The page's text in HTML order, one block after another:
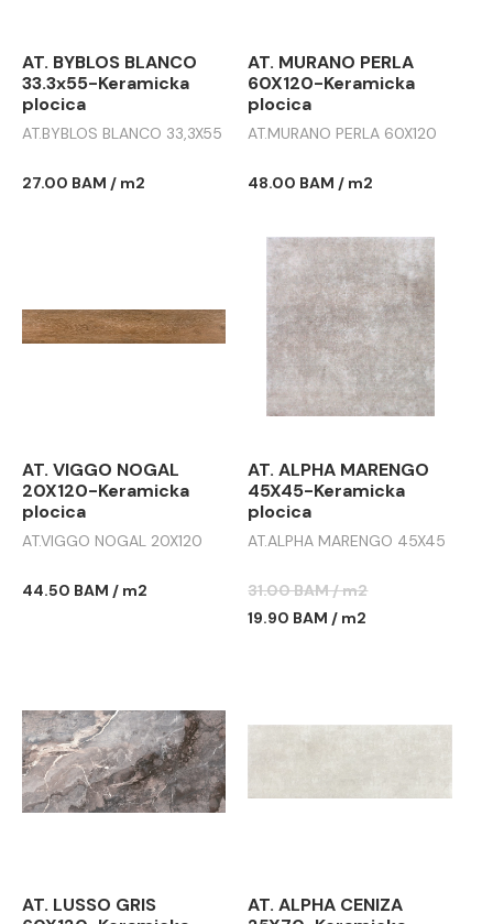
AT. BYBLOS BLANCO
33.3x55-Keramicka
plocica
AT.BYBLOS BLANCO 33,3X55
27.00 BAM / m2
AT. MURANO PERLA
60X120-Keramicka
plocica
AT.MURANO PERLA 60X120
48.00 BAM / m2
AT. VIGGO NOGAL
20X120-Keramicka
plocica
AT.VIGGO NOGAL 20X120
44.50 BAM / m2
AT. ALPHA MARENGO
45X45-Keramicka
plocica
AT.ALPHA MARENGO 45X45
31.00 BAM / m2
19.90 BAM / m2
AT. LUSSO GRIS
AT. ALPHA CENIZA